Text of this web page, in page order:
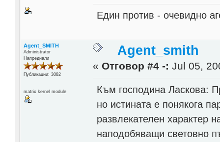
Един против - очевидно
Agent_SMITH
Administrator
Напреднали
Публикации: 3082
matrix kernel module
Agent_smith
« Отговор #4 -: Jul 05,
Към господина Ласкова:
но истината е понякога
развлекателен характер
наподобяващи световно